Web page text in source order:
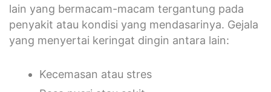
lain yang bermacam-macam tergantung pada
penyakit atau kondisi yang mendasarinya. Gejala
yang menyertai keringat dingin antara lain:
Kecemasan atau stres